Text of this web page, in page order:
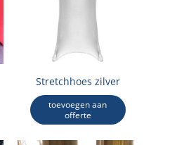
Stretchhoes zilver
toevoegen aan
offerte